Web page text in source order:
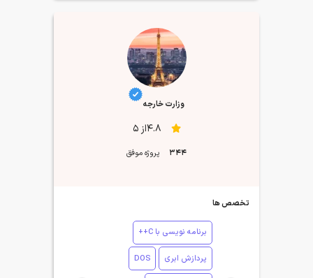
وزارت خارجه
4.8از 5
344 پروژه موفق
تخصص ها
برنامه نویسی با C++
پردازش ابری DOS